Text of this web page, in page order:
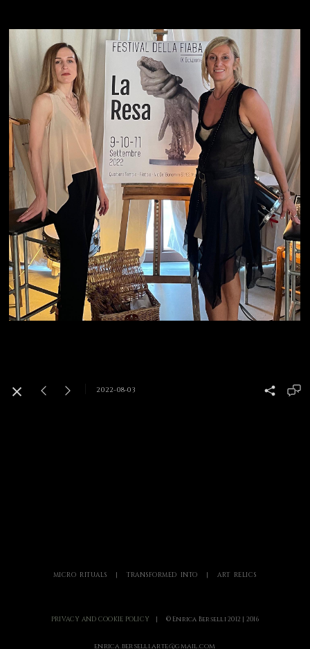
2022-08-03
MICRO RITUALS | TRANSFORMED INTO | ART RELICS
PRIVACY AND COOKIE POLICY | © Enrica Berselli 2012 | 2016
enrica.berselli.arte@gmail.com